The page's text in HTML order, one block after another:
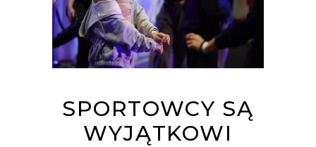
SPORTOWCY SĄ
WYJĄTKOWI